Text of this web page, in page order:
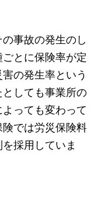
事故の発生のし
とに保険率が定
の発生率という
しても事業所の
っても変わって
では労災保険料
採用していま